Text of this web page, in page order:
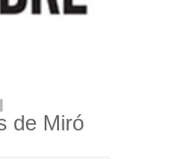
de Miró